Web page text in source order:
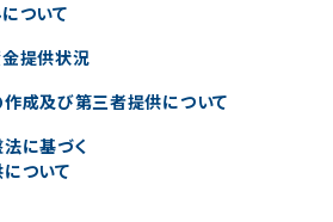
ついて
提供状況
成及び第三者提供について
に基づく
ついて